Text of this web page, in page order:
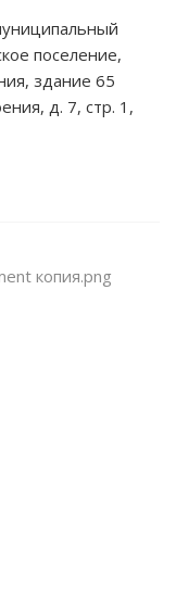
поселение,
здание 65
д. 7, стр. 1,